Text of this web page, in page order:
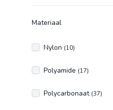
Materiaal
Nylon (10)
Polyamide (17)
Polycarbonaat (37)